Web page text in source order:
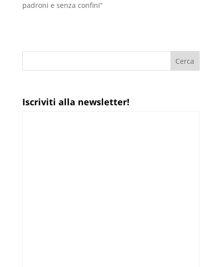
padroni e senza confini”
Iscriviti alla newsletter!